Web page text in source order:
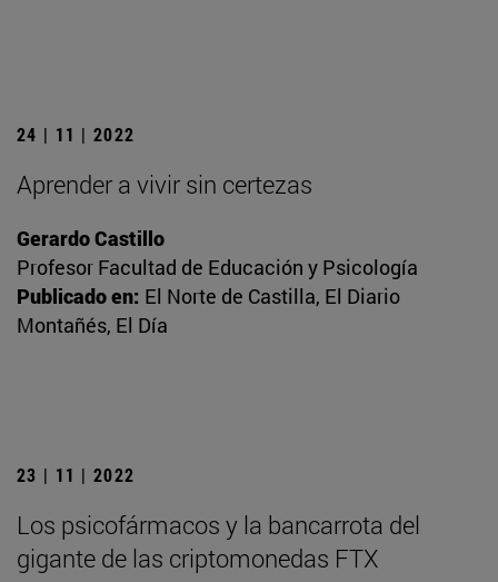
24 | 11 | 2022
Aprender a vivir sin certezas
Gerardo Castillo
Profesor Facultad de Educación y Psicología
Publicado en: El Norte de Castilla, El Diario
Montañés, El Día
23 | 11 | 2022
Los psicofármacos y la bancarrota del
gigante de las criptomonedas FTX